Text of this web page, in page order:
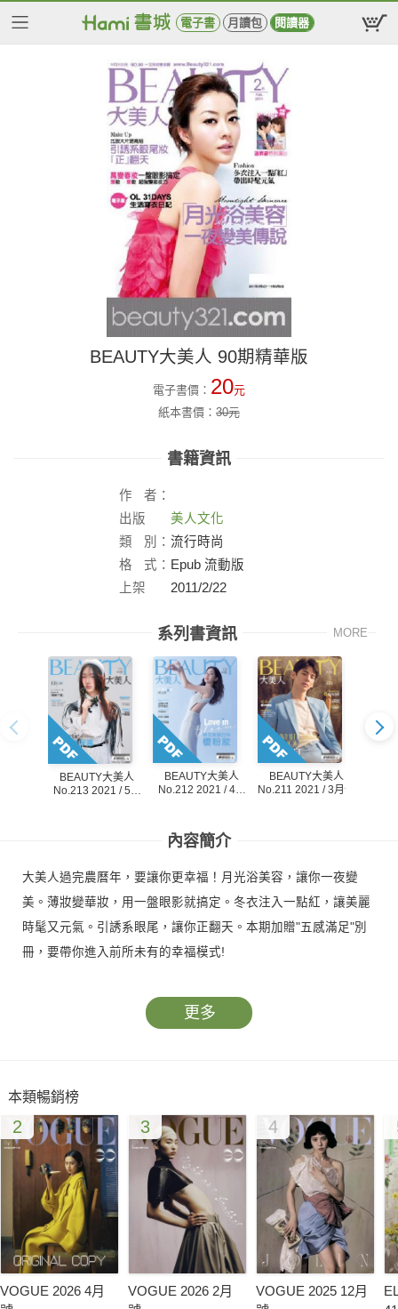
電子書 月讀包 閱讀器
BEAUTY大美人 90期精華版
電子書價： 20元
紙本書價： 30元
書籍資訊
作
者：
出版
社：
美人文化
類
別： 流行時尚
格
式： Epub 流動版
上架
2011/2/22
系列書資訊 MORE
BEAUTY大美人
No.213 2021 / 5月
BEAUTY大美人
No.212 2021 / 4月
BEAUTY大美人
No.211 2021 / 3月號
內容簡介
大美人過完農曆年，要讓你更幸福！月光浴美容，讓你一夜變
美。薄妝變華妝，用一盤眼影就搞定。冬衣注入一點紅，讓美麗
時髦又元氣。引誘系眼尾，讓你正翻天。本期加贈"五感滿足"別
冊，要帶你進入前所未有的幸福模式!
更多
本類暢銷榜
2
VOGUE 2026 4月
3
VOGUE 2026 2月
4
VOGUE 2025 12月